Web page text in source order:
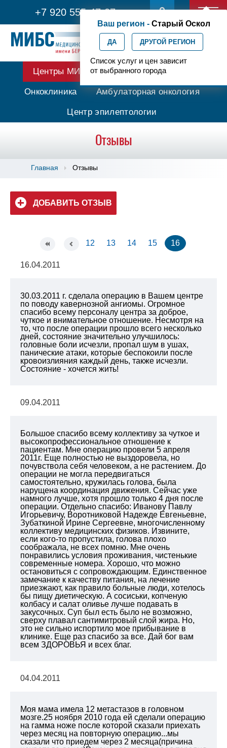
+7 920 555-47-07
Ваш регион - Старый Оскол
ДА ДРУГОЙ РЕГИОН
Список услуг и цен зависит
от выбранного города
Центры МИБС Протонная терапия
Онкоклиника Амбулаторная онкология
Центр эпилептологии
Отзывы
Главная Отзывы
ДОБАВИТЬ ОТЗЫВ
12 13 14 15 16
16.04.2011
30.03.2011 г. сделала операцию в Вашем центре
по поводу кавернозной ангиомы. Огромное
спасибо всему персоналу центра за доброе,
чуткое и внимательное отношение. Несмотря на
то, что после операции прошло всего несколько
дней, состояние значительно улучшилось:
головные боли исчезли, пропал шум в ушах,
панические атаки, которые беспокоили после
кровоизлияния каждый день, также исчезли.
Состояние - хочется жить!
09.04.2011
Большое спасибо всему коллективу за чуткое и
высокопрофессиональное отношение к
пациентам. Мне операцию провели 5 апреля
2011г. Еще полностью не выздоровела, но
почувствола себя человеком, а не растением. До
операции не могла передвигаться
самостоятельно, кружилась голова, была
нарущена координация движения. Сейчас уже
намного лучше, хотя прошло только 4 дня после
операции. Отдельно спасибо: Иванову Павлу
Игорьевичу, Воротниковой Надежде Евгеньевне,
Зубаткиной Ирине Сергеевне, многочисленному
коллективу медицинских физиков. Извините,
если кого-то пропустила, голова плохо
соображала, не всех помню. Мне очень
понравились условия проживания, чистенькие
современные номера. Хорошо, что можно
остановиться с сопровождающим. Единственное
замечание к качеству питания, на лечение
приезжают, как правило больные люди, хотелось
бы пищу диетическую. А сосиськи, копченую
колбасу и салат оливье лучше подавать в
закусочных. Суп был есть было не возможно,
сверху плавал сантимитровый слой жира. Но,
это не сильно испортило мое прибывание в
клинике. Еще раз спасибо за все. Дай бог вам
всем ЗДОРОВЬЯ и всех благ.
04.04.2011
Моя мама имела 12 метастазов в головном
мозге.25 ноября 2010 года ей сделали операцию
на гамма ноже после которой сказали приехать
через месяц на повторную операцию...мы
сказали что приедем через 2 месяца(причина